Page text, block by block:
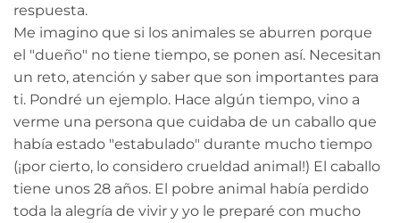
respuesta.
Me imagino que si los animales se aburren porque
el "dueño" no tiene tiempo, se ponen así. Necesitan
un reto, atención y saber que son importantes para
ti. Pondré un ejemplo. Hace algún tiempo, vino a
verme una persona que cuidaba de un caballo que
había estado "estabulado" durante mucho tiempo
(¡por cierto, lo considero crueldad animal!) El caballo
tiene unos 28 años. El pobre animal había perdido
toda la alegría de vivir y yo le preparé con mucho